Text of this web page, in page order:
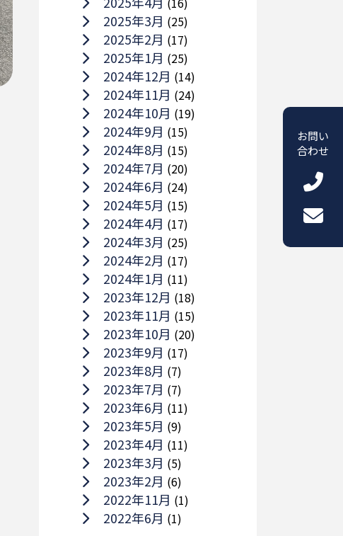
お問い
合わせ
2025年3月 (25)
2025年2月 (17)
2025年1月 (25)
2024年12月 (14)
2024年11月 (24)
2024年10月 (19)
2024年9月 (15)
2024年8月 (15)
2024年7月 (20)
2024年6月 (24)
2024年5月 (15)
2024年4月 (17)
2024年3月 (25)
2024年2月 (17)
2024年1月 (11)
2023年12月 (18)
2023年11月 (15)
2023年10月 (20)
2023年9月 (17)
2023年8月 (7)
2023年7月 (7)
2023年6月 (11)
2023年5月 (9)
2023年4月 (11)
2023年3月 (5)
2023年2月 (6)
2022年11月 (1)
2022年6月 (1)